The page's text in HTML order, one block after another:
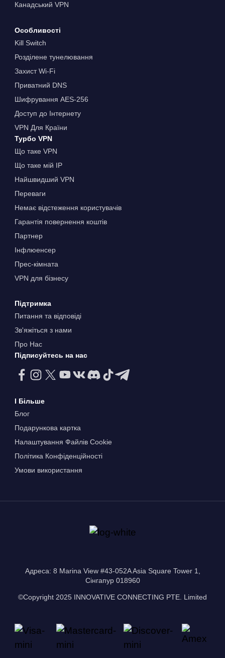
Канадський VPN
Особливості
Kill Switch
Розділене тунелювання
Захист Wi-Fi
Приватний DNS
Шифрування AES-256
Доступ до Інтернету
VPN Для Країни
Турбо VPN
Що таке VPN
Що таке мій IP
Найшвидший VPN
Переваги
Немає відстеження користувачів
Гарантія повернення коштів
Партнер
Інфлюенсер
Прес-кімната
VPN для бізнесу
Підтримка
Питання та відповіді
Зв'яжіться з нами
Про Нас
Підписуйтесь на нас
І Більше
Блог
Подарункова картка
Налаштування Файлів Сookie
Політика Конфіденційності
Умови використання
Адреса: 8 Marina View #43-052A Asia Square Tower 1,
Сінгапур 018960
©Copyright 2025 INNOVATIVE CONNECTING PTE. Limited